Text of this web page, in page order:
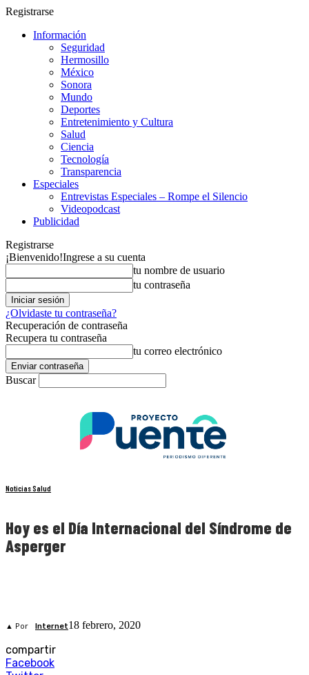
Registrarse
Información
Seguridad
Hermosillo
México
Sonora
Mundo
Deportes
Entretenimiento y Cultura
Salud
Ciencia
Tecnología
Transparencia
Especiales
Entrevistas Especiales – Rompe el Silencio
Videopodcast
Publicidad
Registrarse
¡Bienvenido!Ingrese a su cuenta
tu nombre de usuario
tu contraseña
¿Olvidaste tu contraseña?
Recuperación de contraseña
Recupera tu contraseña
tu correo electrónico
Buscar
Noticias Salud
Hoy es el Día Internacional del Síndrome de
Asperger
▲ Por Internet18 febrero, 2020
compartir
Facebook